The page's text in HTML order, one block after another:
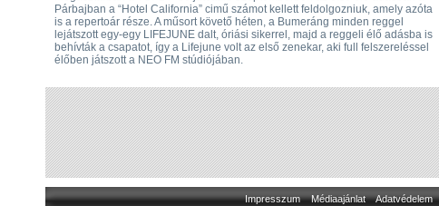
Párbajban a “Hotel California” cimű számot kellett feldolgozniuk, amely azóta
is a repertoár része. A műsort követő héten, a Bumeráng minden reggel
lejátszott egy-egy LIFEJUNE dalt, óriási sikerrel, majd a reggeli élő adásba is
behívták a csapatot, így a Lifejune volt az első zenekar, aki full felszereléssel
élőben játszott a NEO FM stúdiójában.
Impresszum Médiaajánlat Adatvédelem